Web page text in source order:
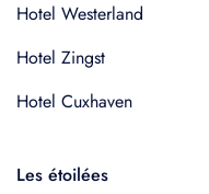
Hotel Westerland
Hotel Zingst
Hotel Cuxhaven
Les étoilées